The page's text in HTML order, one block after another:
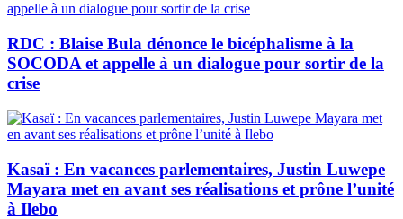
RDC : Blaise Bula dénonce le bicéphalisme à la
SOCODA et appelle à un dialogue pour sortir de la
crise
Kasaï : En vacances parlementaires, Justin Luwepe
Mayara met en avant ses réalisations et prône l’unité
à Ilebo